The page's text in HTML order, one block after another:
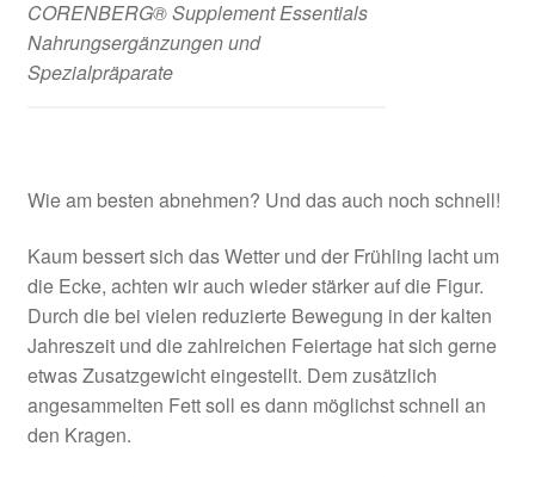
CORENBERG® Supplement Essentials
Nahrungsergänzungen und
Spezialpräparate
Wie am besten abnehmen? Und das auch noch schnell!
Kaum bessert sich das Wetter und der Frühling lacht um
die Ecke, achten wir auch wieder stärker auf die Figur.
Durch die bei vielen reduzierte Bewegung in der kalten
Jahreszeit und die zahlreichen Feiertage hat sich gerne
etwas Zusatzgewicht eingestellt. Dem zusätzlich
angesammelten Fett soll es dann möglichst schnell an
den Kragen.